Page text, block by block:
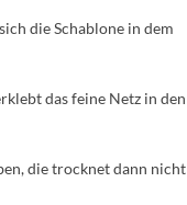
die Schablone in dem
das feine Netz in den
die trocknet dann nicht